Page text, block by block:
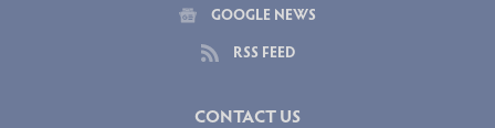
GOOGLE NEWS
RSS FEED
CONTACT US